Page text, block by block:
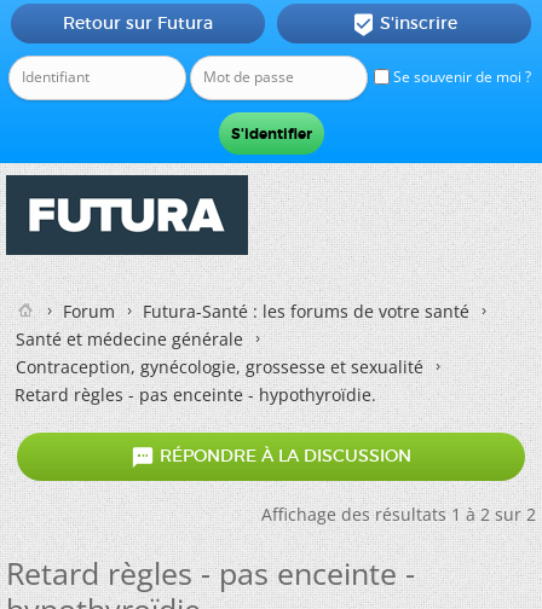
Se souvenir de moi ?
Retour sur Futura  S'inscrire
Forum
Futura-Santé : les forums de votre santé
Santé et médecine générale
Contraception, gynécologie, grossesse et sexualité
Retard règles - pas enceinte - hypothyroïdie.
 RÉPONDRE À LA DISCUSSION
Affichage des résultats 1 à 2 sur 2
Retard règles - pas enceinte -